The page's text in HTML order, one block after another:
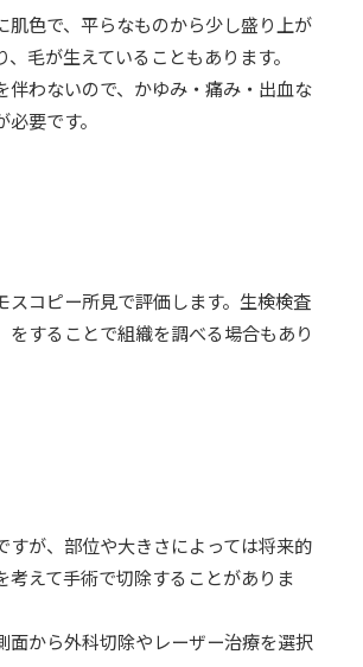
肌色で、平らなものから少し盛り上が
毛が生えていることもあります。
伴わないので、かゆみ・痛み・出血な
要です。
スコピー所見で評価します。生検検査
をすることで組織を調べる場合もあり
すが、部位や大きさによっては将来的
考えて手術で切除することがありま
面から外科切除やレーザー治療を選択